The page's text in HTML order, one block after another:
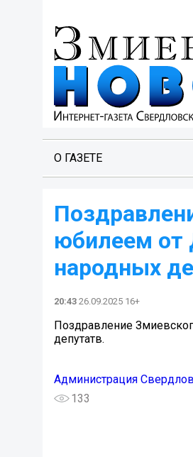
О ГАЗЕТЕ
юбилеем от
народных
20:43 26.09.2025 16+
Поздравление
депутатв.
Администрация
133